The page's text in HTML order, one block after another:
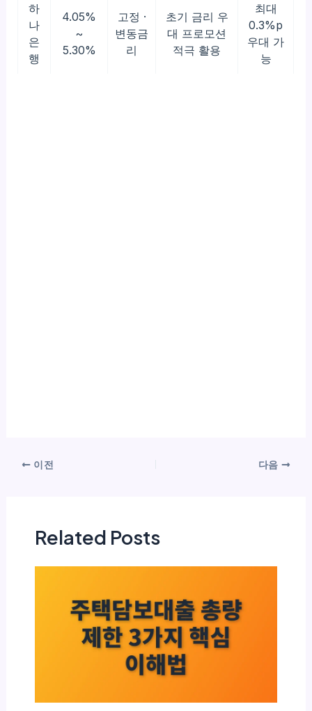
하
나
은
행
4.05%
~
5.30%
고정 ·
변동금
리
초기 금리 우
대 프로모션
적극 활용
최대
0.3%p
우대 가
능
이전 다음
Related Posts